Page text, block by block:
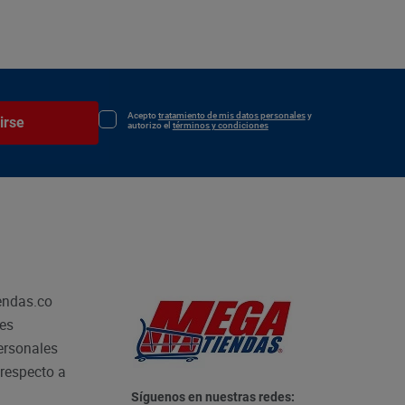
Aceptotratamiento de mis datos personalesy
autorizo el términos y condiciones
a
Síguenos en nuestras redes: